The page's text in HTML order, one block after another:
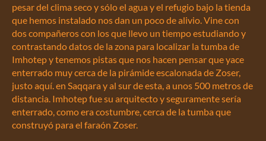
pesar del clima seco y sólo el agua y el refugio bajo la tienda
que hemos instalado nos dan un poco de alivio. Vine con
dos compañeros con los que llevo un tiempo estudiando y
contrastando datos de la zona para localizar la tumba de
Imhotep y tenemos pistas que nos hacen pensar que yace
enterrado muy cerca de la pirámide escalonada de Zoser,
justo aquí. en Saqqara y al sur de esta, a unos 500 metros de
distancia. Imhotep fue su arquitecto y seguramente sería
enterrado, como era costumbre, cerca de la tumba que
construyó para el faraón Zoser.